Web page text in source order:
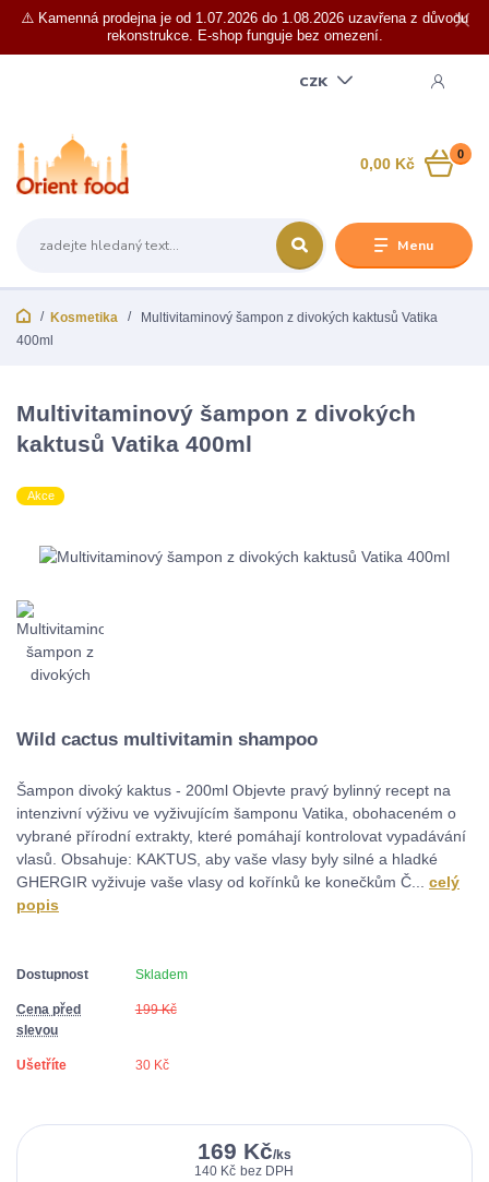
⚠️ Kamenná prodejna je od 1.07.2026 do 1.08.2026 uzavřena z důvodu
rekonstrukce. E-shop funguje bez omezení.
Menu
CZK
0
0,00 Kč
Kosmetika
Multivitaminový šampon z divokých kaktusů Vatika
400ml
Multivitaminový šampon z divokých
kaktusů Vatika 400ml
Akce
Wild cactus multivitamin shampoo
Šampon divoký kaktus - 200ml Objevte pravý bylinný recept na
intenzivní výživu ve vyživujícím šamponu Vatika, obohaceném o
vybrané přírodní extrakty, které pomáhají kontrolovat vypadávání
vlasů. Obsahuje: KAKTUS, aby vaše vlasy byly silné a hladké
GHERGIR vyživuje vaše vlasy od kořínků ke konečkům Č... celý
popis
Dostupnost Skladem
Cena před
slevou
199 Kč
Ušetříte 30 Kč
169 Kč/ks
140 Kč bez DPH